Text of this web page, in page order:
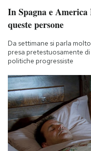
In Spagna e America
queste persone
Da settimane si parla
presa pretestuosamente
politiche progressiste